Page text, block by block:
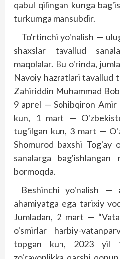
qabul qilingan kunga
turkumga mansubdir.
To'rtinchi yo'nalish —
shaxslar tavallud
maqolalar. Bu o'rinda,
Navoiy hazratlari tavallud
Zahiriddin Muhammad
9 aprel — Sohibqiron Amir
kun, 1 mart —
tug'ilgan kun, 3 mart —
Shomurod baxshi Tog'ay
sanalarga bag'ishlangan
bormoqda.
Beshinchi yo'nalish —
ahamiyatga ega tarixiy
Jumladan, 2 mart —
o'smirlar harbiy-
topgan kun, 2023 yil